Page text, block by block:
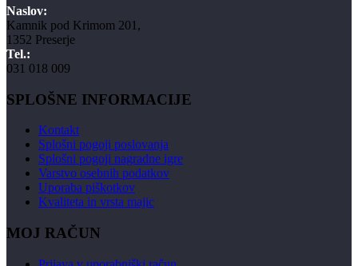
Naslov:
Kamnik pod Krimom 201,
1352 Preserje
Tel.:
031 018 009
SPLOŠNE INFORMACIJE
Kontakt
Splošni pogoji poslovanja
Splošni pogoji nagradne igre
Varstvo osebnih podatkov
Uporaba piškotkov
Kvaliteta in vrsta majic
MOJ RAČUN